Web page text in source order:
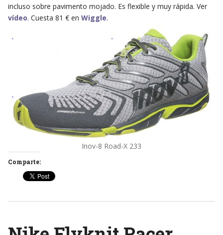
incluso sobre pavimento mojado. Es flexible y muy rápida. Ver
vídeo. Cuesta 81 € en Wiggle.
Inov-8 Road-X 233
Comparte: